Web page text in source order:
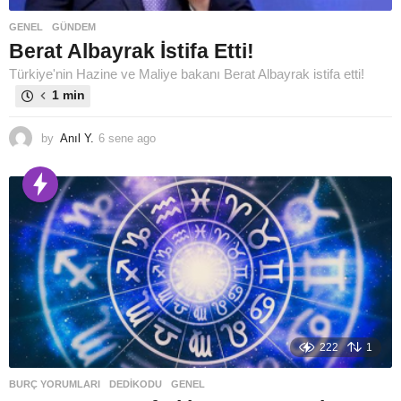
GENEL ,GÜNDEM
Berat Albayrak İstifa Etti!
Türkiye'nin Hazine ve Maliye bakanı Berat Albayrak istifa etti!
1 min
by Anıl Y. 6 sene ago
n
e
a
g
o
222 1
BURÇ YORUMLARI ,DEDIKODU ,GENEL